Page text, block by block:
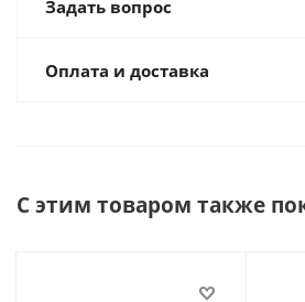
Задать вопрос
Оплата и доставка
С этим товаром также